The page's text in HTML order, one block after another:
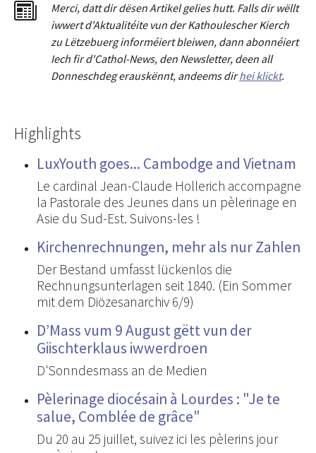
Merci, dattdir dësen Artikel gelies hutt. Falls dir wëllt
iwwert d'Aktualitéite vun der Kathoulescher Kierch
zu Lëtzebuerg informéiert bleiwen, dann abonnéiert
Iech fir d'Cathol-News, den Newsletter, deen all
Donneschdeg erauskënnt, andeems dirhei klickt.
Highlights
LuxYouth goes... Cambodge and Vietnam
Le cardinal Jean-Claude Hollerich accompagne
la Pastorale des Jeunes dans un pèlerinage en
Asie du Sud-Est. Suivons-les !
Kirchenrechnungen, mehr als nur Zahlen
Der Bestand umfasst lückenlos die
Rechnungsunterlagen seit 1840. (Ein Sommer
mit dem Diözesanarchiv 6/9)
D’Mass vum 9 August gëtt vun der
Giischterklaus iwwerdroen
D'Sonndesmass an de Medien
Pèlerinage diocésain à Lourdes : "Je te
salue, Comblée de grâce"
Du 20 au 25 juillet, suivez ici les pèlerins jour